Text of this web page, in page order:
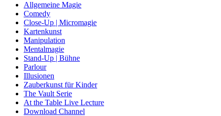
Allgemeine Magie
Comedy
Close-Up | Micromagie
Kartenkunst
Manipulation
Mentalmagie
Stand-Up | Bühne
Parlour
Illusionen
Zauberkunst für Kinder
The Vault Serie
At the Table Live Lecture
Download Channel